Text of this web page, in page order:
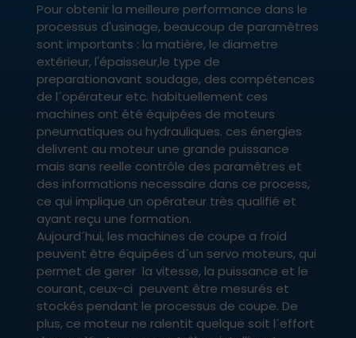
Pour obtenir la meilleure performance dans le
processus d'usinage, beaucoup de paramètres
sont importants : la matière, le diametre
extérieur, l'épaisseur,le type de
preparationavant soudage, des compétences
de l´opérateur etc. habituellement ces
machines ont été équipées de moteurs
pneumatiques ou hydrauliques. ces énergies
delivrent au moteur une grande puissance
mais sans reelle contrôle des paramètres et
des informations necessaire dans ce process,
ce qui implique un opérateur très qualifié et
ayant reçu une formation.
Aujourd´hui, les machines de coupe a froid
peuvent être équipées d´un servo moteurs, qui
permet de gerer la vitesse, la puissance et le
courant, ceux-ci peuvent être mesurés et
stockés pendant le processus de coupe. De
plus, ce moteur ne ralentit quelque soit l´effort